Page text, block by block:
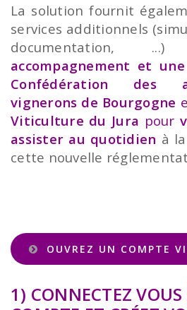
La solution fournit
services additionnels
documentation,
accompagnement et
Confédération des
vignerons de Bourgogne
Viticulture du Jura pour
assister au quotidien à
cette nouvelle
OUVREZ UN COMPTE
1) CONNECTEZ VOUS